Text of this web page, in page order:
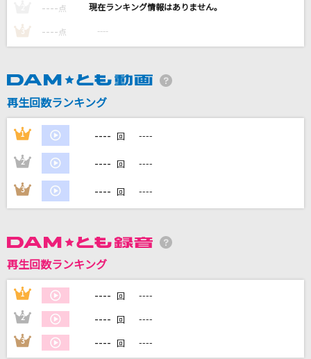
Little Glee Monster
鱗(うろこ)
手嶌 葵
カラオケ最新情報をチェック！
---- 点 ----
3 ---- 点 ----
再生回数ランキング
1 ---- 回 ----
2 ---- 回 ----
3 ---- 回 ----
再生回数ランキング
1 ---- 回 ----
2 ---- 回 ----
3 ---- 回 ----